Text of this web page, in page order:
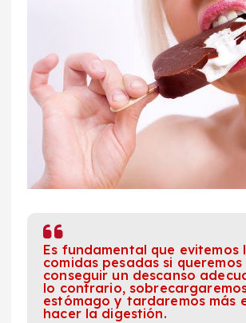
Es fundamental que evitemos
comidas pesadas si queremos
conseguir un descanso
lo contrario,
estómago y tardaremos más
hacer la digestión.